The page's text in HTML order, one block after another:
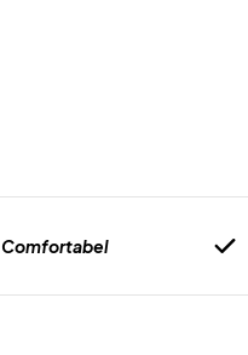
Comfortabel